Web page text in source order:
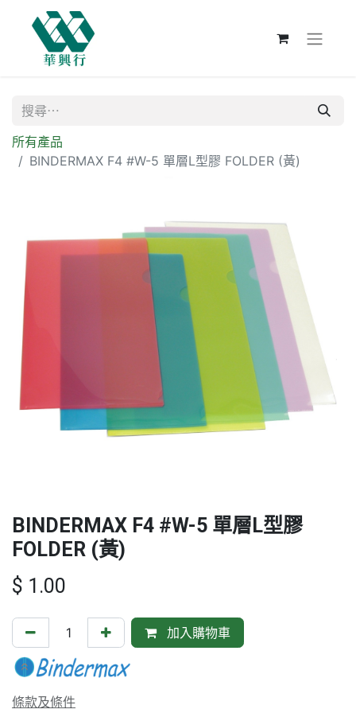
所有產品
BINDERMAX F4 #W-5 單層L型膠 FOLDER (黃)
BINDERMAX F4 #W-5 單層L型膠
FOLDER (黃)
$ 1.00
加入購物車
條款及條件